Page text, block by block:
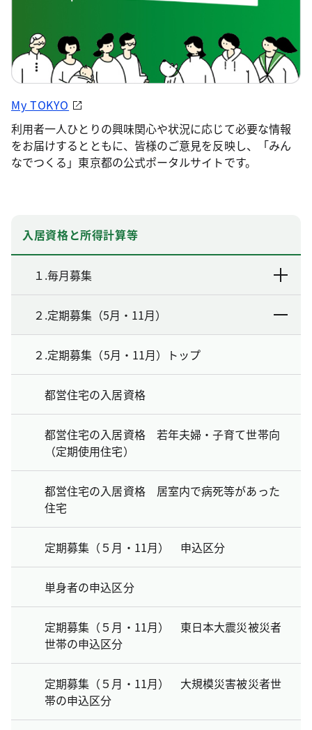
My TOKYO
利用者一人ひとりの興味関心や状況に応じて必要な情報
をお届けするとともに、皆様のご意見を反映し、「みん
なでつくる」東京都の公式ポータルサイトです。
入居資格と所得計算等
１.毎月募集
２.定期募集（5月・11月）
２.定期募集（5月・11月）トップ
都営住宅の入居資格
都営住宅の入居資格 若年夫婦・子育て世帯向
（定期使用住宅）
都営住宅の入居資格 居室内で病死等があった
住宅
定期募集（５月・11月） 申込区分
単身者の申込区分
定期募集（５月・11月） 東日本大震災被災者
世帯の申込区分
定期募集（５月・11月） 大規模災害被災者世
帯の申込区分